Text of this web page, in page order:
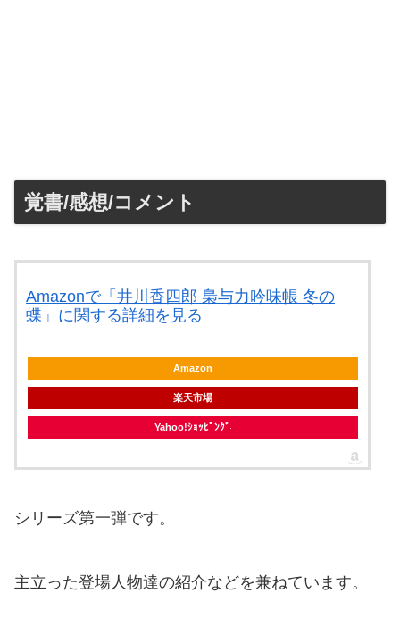
覚書/感想/コメント
Amazonで「井川香四郎 梟与力吟味帳 冬の
蝶」に関する詳細を見る
Amazon
楽天市場
Yahoo!ｼｮｯﾋﾟﾝｸﾞ
シリーズ第一弾です。
主立った登場人物達の紹介などを兼ねています。